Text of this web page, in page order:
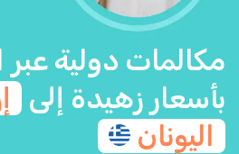
مكالمات دولية عبر
بأسعار زهيدة إلى
اليونان